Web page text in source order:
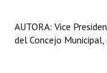
AUTORA: Vice
del Concejo